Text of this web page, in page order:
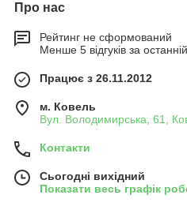
Про нас
Рейтинг не сформований
Менше 5 відгуків за
Працює з 26.11.2012
м. Ковель
Вул. Володимирська, 61,
Контакти
Сьогодні вихідний
Показати весь графік